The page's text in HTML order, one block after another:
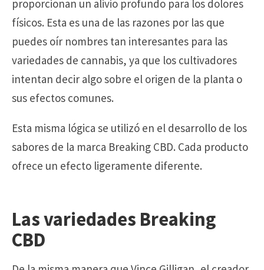
proporcionan un alivio profundo para los dolores
físicos. Esta es una de las razones por las que
puedes oír nombres tan interesantes para las
variedades de cannabis, ya que los cultivadores
intentan decir algo sobre el origen de la planta o
sus efectos comunes.
Esta misma lógica se utilizó en el desarrollo de los
sabores de la marca Breaking CBD. Cada producto
ofrece un efecto ligeramente diferente.
Las variedades Breaking
CBD